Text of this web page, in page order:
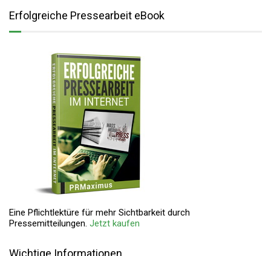
Erfolgreiche Pressearbeit eBook
Eine Pflichtlektüre für mehr Sichtbarkeit durch
Pressemitteilungen. Jetzt kaufen
Wichtige Informationen